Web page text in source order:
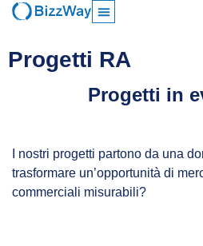
Progetti RA
Progetti in
I nostri progetti partono da una
trasformare un’opportunità di
commerciali misurabili?